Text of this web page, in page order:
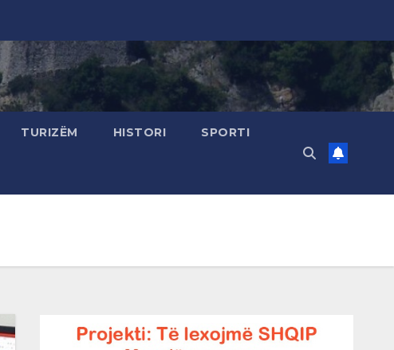
TURIZËM HISTORI SPORTI